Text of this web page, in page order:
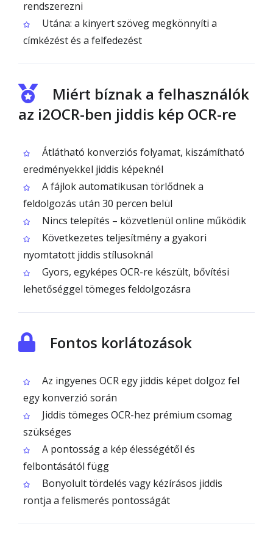
rendszerezni
Utána: a kinyert szöveg megkönnyíti a
címkézést és a felfedezést
Miért bíznak a felhasználók
az i2OCR-ben jiddis kép OCR-re
Átlátható konverziós folyamat, kiszámítható
eredményekkel jiddis képeknél
A fájlok automatikusan törlődnek a
feldolgozás után 30 percen belül
Nincs telepítés – közvetlenül online működik
Következetes teljesítmény a gyakori
nyomtatott jiddis stílusoknál
Gyors, egyképes OCR-re készült, bővítési
lehetőséggel tömeges feldolgozásra
Fontos korlátozások
Az ingyenes OCR egy jiddis képet dolgoz fel
egy konverzió során
Jiddis tömeges OCR-hez prémium csomag
szükséges
A pontosság a kép élességétől és
felbontásától függ
Bonyolult tördelés vagy kézírásos jiddis
rontja a felismerés pontosságát